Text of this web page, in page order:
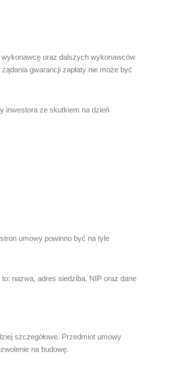
oraz dalszych wykonawców
gwarancji zapłaty nie może być
inwestora ze skutkiem na dzień
umowy powinno być na tyle
nazwa, adres siedziba, NIP oraz dane
szczegółowe. Przedmiot umowy
na budowę.